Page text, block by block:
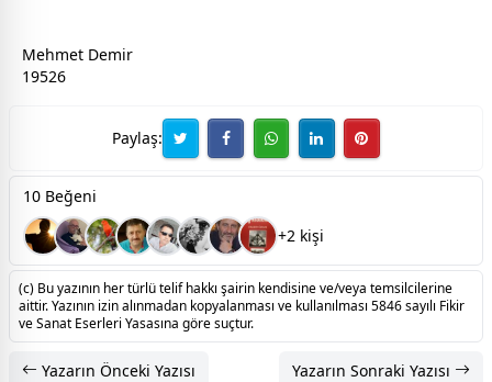
Mehmet Demir
19526
Paylaş:
10 Beğeni
+2 kişi
(c) Bu yazının her türlü telif hakkı şairin kendisine ve/veya temsilcilerine
aittir. Yazının izin alınmadan kopyalanması ve kullanılması 5846 sayılı Fikir
ve Sanat Eserleri Yasasına göre suçtur.
Yazarın Önceki Yazısı Yazarın Sonraki Yazısı